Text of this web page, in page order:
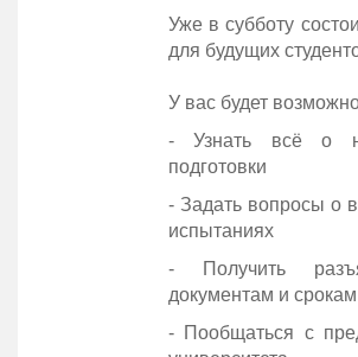
Уже в субботу
для будущих
У вас будет
- Узнать всё о
подготовки
- Задать вопросы о
испытаниях
- Получить
документам и срокам
- Пообщаться с